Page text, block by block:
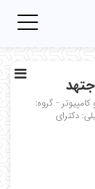
- گروه:
دکترای